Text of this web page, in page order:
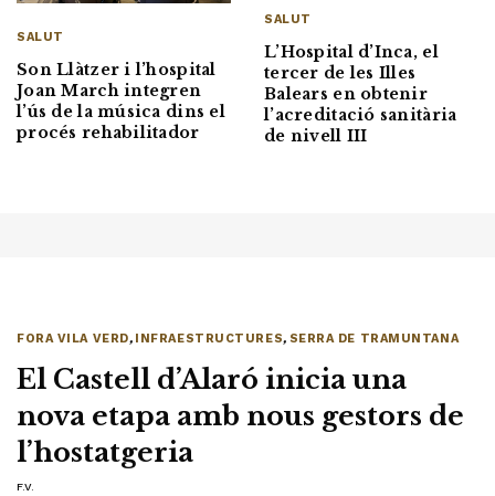
SALUT
Son Llàtzer i l’hospital
Joan March integren
l’ús de la música dins el
procés rehabilitador
SALUT
L’Hospital d’Inca, el
tercer de les Illes
Balears en obtenir
l’acreditació sanitària
de nivell III
FORA VILA VERD, INFRAESTRUCTURES, SERRA DE TRAMUNTANA
El Castell d’Alaró inicia una
nova etapa amb nous gestors de
l’hostatgeria
F.V.